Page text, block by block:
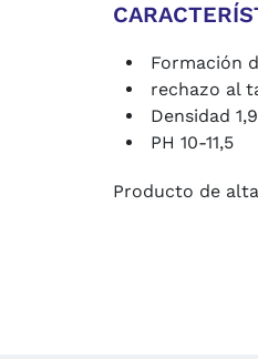
Formación
rechazo al
Densidad
PH 10-11,5
Producto de